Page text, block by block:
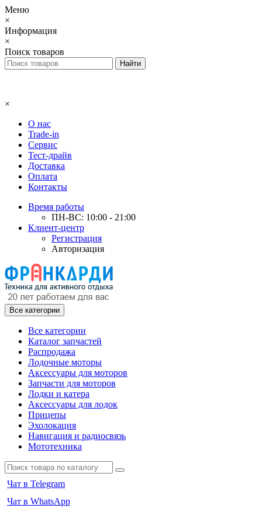
Меню
×
Информация
×
Поиск товаров
×
О нас
Trade-in
Сервис
Тест-драйв
Доставка
Оплата
Контакты
Время работы
ПН-ВС: 10:00 - 21:00
Клиент-центр
Регистрация
Авторизация
Все категории
Все категории
Каталог запчастей
Распродажа
Лодочные моторы
Аксессуары для моторов
Запчасти для моторов
Лодки и катера
Аксессуары для лодок
Прицепы
Эхолокация
Навигация и радиосвязь
Мототехника
Чат в Telegram
Чат в WhatsApp